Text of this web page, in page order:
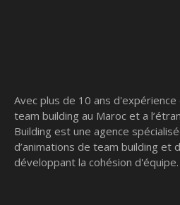
Avec plus de 10 ans d'expérience
team building au Maroc et a
Building est une agence
d’animations de team building et
développant la cohésion d'équipe.